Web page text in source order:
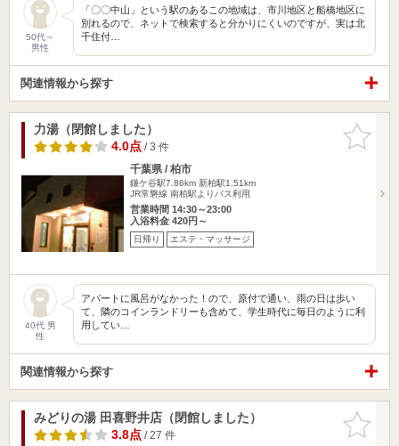
50代～
男性
「〇〇中山」という駅のあるこの地域は、市川地区と船橋地区に
別れるので、ネットで検索すると分かりにくいのですが、実は北
千住付…
関連情報から探す
お気に入
りに追加
力湯（閉館しました）
4.0点/ 3 件
千葉県 / 柏市
鎌ケ谷駅7.86km 新柏駅1.51km
JR常磐線 南柏駅よりバス利用
営業時間 14:30～23:00
入浴料金 420円～
日帰り エステ・マッサージ
40代 男
性
アパートに風呂がなかった！ので、原付で通い、雨の日は歩い
て、隣のコインランドリーも含めて、学生時代に毎日のように利
用してい…
関連情報から探す
お気に入
りに追加
みどりの湯 田喜野井店（閉館しました）
3.8点/ 27 件